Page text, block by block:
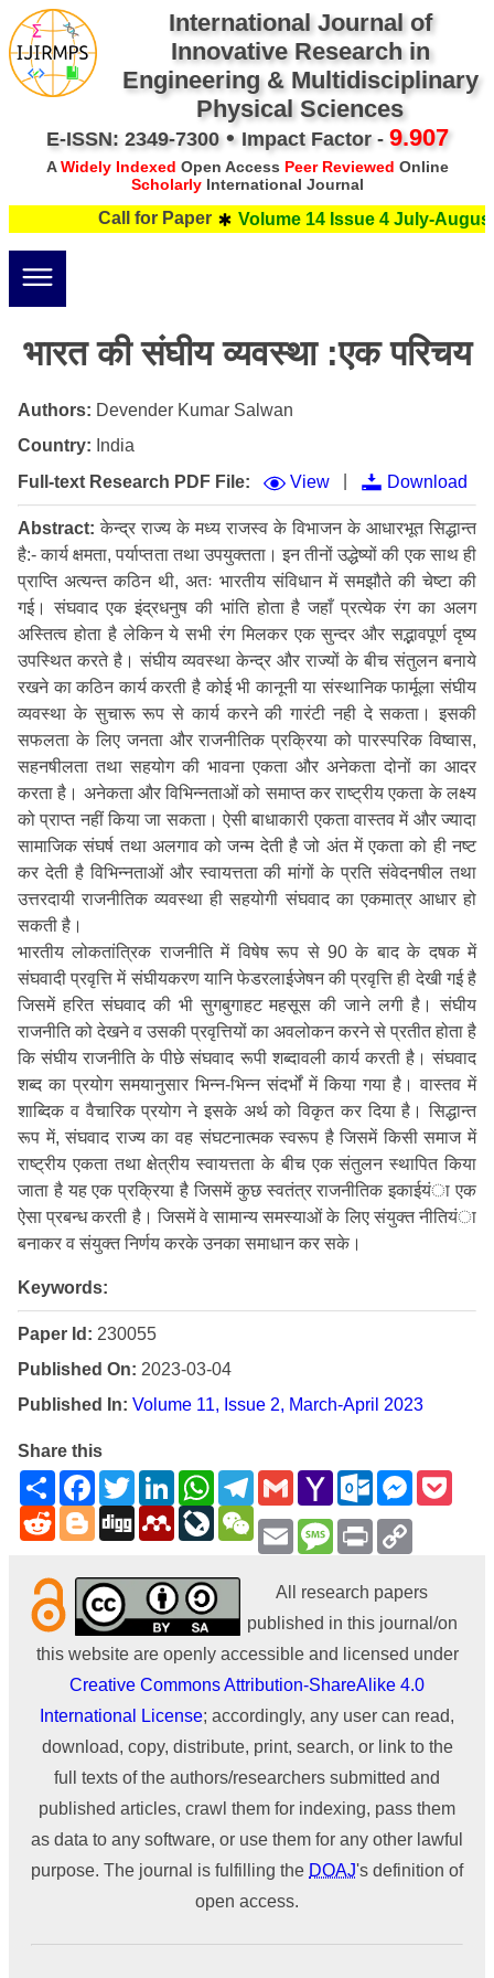
International Journal of
Innovative Research in
Engineering & Multidisciplinary
Physical Sciences
E-ISSN: 2349-7300• Impact Factor - 9.907
AWidely Indexed Open Access Peer Reviewed Online
ScholarlyInternational Journal
Call for Paper Volume 14 Issue 4 July-August
भारत की संघीय व्यवस्था :एक परिचय
Authors: Devender Kumar Salwan
Country: India
Full-text Research PDF File:
View Download
Abstract: केन्द्र राज्य के मध्य राजस्व के विभाजन के आधारभूत सिद्धान्त
है:- कार्य क्षमता, पर्याप्तता तथा उपयुक्तता। इन तीनों उद्धेष्यों की एक साथ ही
प्राप्ति अत्यन्त कठिन थी, अतः भारतीय संविधान में समझौते की चेष्टा की
गई। संघवाद एक इंद्रधनुष की भांति होता है जहाँ प्रत्येक रंग का अलग
अस्तित्व होता है लेकिन ये सभी रंग मिलकर एक सुन्दर और सद्भावपूर्ण दृष्य
उपस्थित करते है। संघीय व्यवस्था केन्द्र और राज्यों के बीच संतुलन बनाये
रखने का कठिन कार्य करती है कोई भी कानूनी या संस्थानिक फार्मूला संघीय
व्यवस्था के सुचारू रूप से कार्य करने की गारंटी नही दे सकता। इसकी
सफलता के लिए जनता और राजनीतिक प्रक्रिया को पारस्परिक विष्वास,
सहनषीलता तथा सहयोग की भावना एकता और अनेकता दोनों का आदर
करता है। अनेकता और विभिन्नताओं को समाप्त कर राष्ट्रीय एकता के लक्ष्य
को प्राप्त नहीं किया जा सकता। ऐसी बाधाकारी एकता वास्तव में और ज्यादा
सामाजिक संघर्ष तथा अलगाव को जन्म देती है जो अंत में एकता को ही नष्ट
कर देती है विभिन्नताओं और स्वायत्तता की मांगों के प्रति संवेदनषील तथा
उत्तरदायी राजनीतिक व्यवस्था ही सहयोगी संघवाद का एकमात्र आधार हो
सकती है।
भारतीय लोकतांत्रिक राजनीति में विषेष रूप से 90 के बाद के दषक में
संघवादी प्रवृत्ति में संघीयकरण यानि फेडरलाईजेषन की प्रवृत्ति ही देखी गई है
जिसमें हरित संघवाद की भी सुगबुगाहट महसूस की जाने लगी है। संघीय
राजनीति को देखने व उसकी प्रवृत्तियों का अवलोकन करने से प्रतीत होता है
कि संघीय राजनीति के पीछे संघवाद रूपी शब्दावली कार्य करती है। संघवाद
शब्द का प्रयोग समयानुसार भिन्न-भिन्न संदर्भों में किया गया है। वास्तव में
शाब्दिक व वैचारिक प्रयोग ने इसके अर्थ को विकृत कर दिया है। सिद्धान्त
रूप में, संघवाद राज्य का वह संघटनात्मक स्वरूप है जिसमें किसी समाज में
राष्ट्रीय एकता तथा क्षेत्रीय स्वायत्तता के बीच एक संतुलन स्थापित किया
जाता है यह एक प्रक्रिया है जिसमें कुछ स्वतंत्र राजनीतिक इकाईयंा एक
ऐसा प्रबन्ध करती है। जिसमें वे सामान्य समस्याओं के लिए संयुक्त नीतियंा
बनाकर व संयुक्त निर्णय करके उनका समाधान कर सके।
Keywords:
Paper Id: 230055
Published On: 2023-03-04
Published In: Volume 11, Issue 2, March-April 2023
Share this
ShareFacebookTwitterLinkedInWhatsAppTelegram
GmailYahoo
Mail
Outlook.com
RedditBlogger
Digg MendeleyLiveJournal
EmailMessage
Print
All research papers
published in this journal/on
this website are openly accessible and licensed under
Creative Commons Attribution-ShareAlike 4.0
International License; accordingly, any user can read,
download, copy, distribute, print, search, or link to the
full texts of the authors/researchers submitted and
published articles, crawl them for indexing, pass them
as data to any software, or use them for any other lawful
purpose. The journal is fulfilling the DOAJ's definition of
open access.